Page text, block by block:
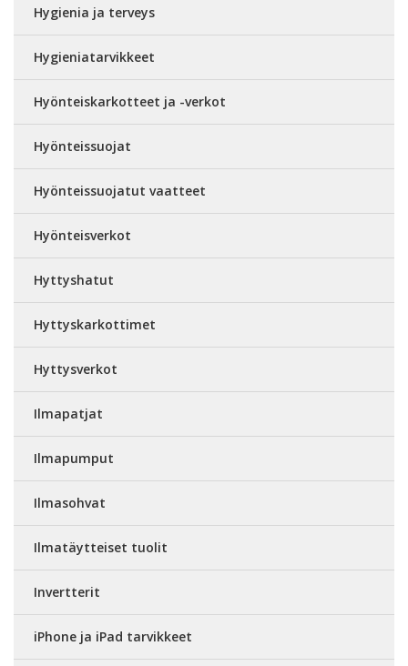
Hygienia ja terveys
Hygieniatarvikkeet
Hyönteiskarkotteet ja -verkot
Hyönteissuojat
Hyönteissuojatut vaatteet
Hyönteisverkot
Hyttyshatut
Hyttyskarkottimet
Hyttysverkot
Ilmapatjat
Ilmapumput
Ilmasohvat
Ilmatäytteiset tuolit
Invertterit
iPhone ja iPad tarvikkeet